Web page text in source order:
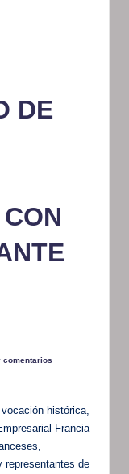
DE
comentarios
histórica,
Francia
representantes de